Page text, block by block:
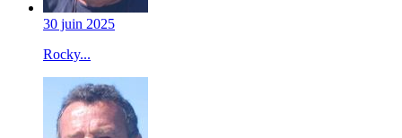
30 juin 2025
Rocky...